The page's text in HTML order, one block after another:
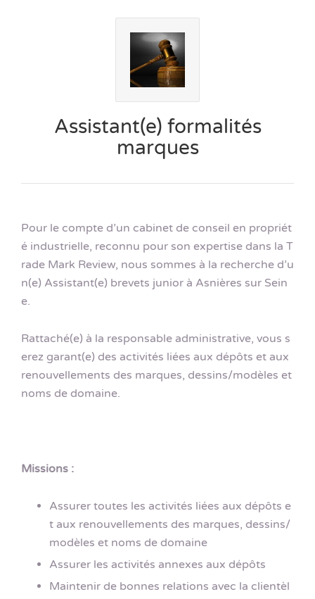
Assistant(e) formalités
marques
Pour le compte d’un cabinet de conseil en propriét
é industrielle, reconnu pour son expertise dans la T
rade Mark Review, nous sommes à la recherche d’u
n(e) Assistant(e) brevets junior à Asnières sur Sein
e.
Rattaché(e) à la responsable administrative, vous s
erez garant(e) des activités liées aux dépôts et aux
renouvellements des marques, dessins/modèles et
noms de domaine.
Missions :
Assurer toutes les activités liées aux dépôts e
t aux renouvellements des marques, dessins/
modèles et noms de domaine
Assurer les activités annexes aux dépôts
Maintenir de bonnes relations avec la clientèl